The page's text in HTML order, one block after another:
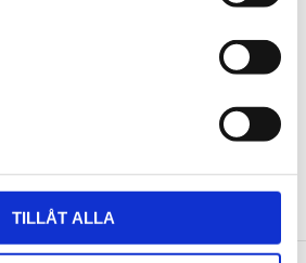
TILLÅT ALLA
ett omdöme.
och ta del av de